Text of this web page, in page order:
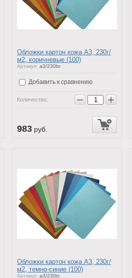
Обложки картон кожа А3, 230г/
м2, коричневые (100)
Артикул: a3/230br
Добавить к сравнению
Количество: − +
983 руб.
Обложки картон кожа А3, 230г/
м2, темно-синие (100)
Артикул: a3/230tc